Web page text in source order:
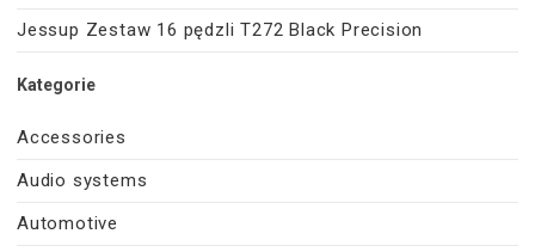
Jessup Zestaw 16 pędzli T272 Black Precision
Kategorie
Accessories
Audio systems
Automotive